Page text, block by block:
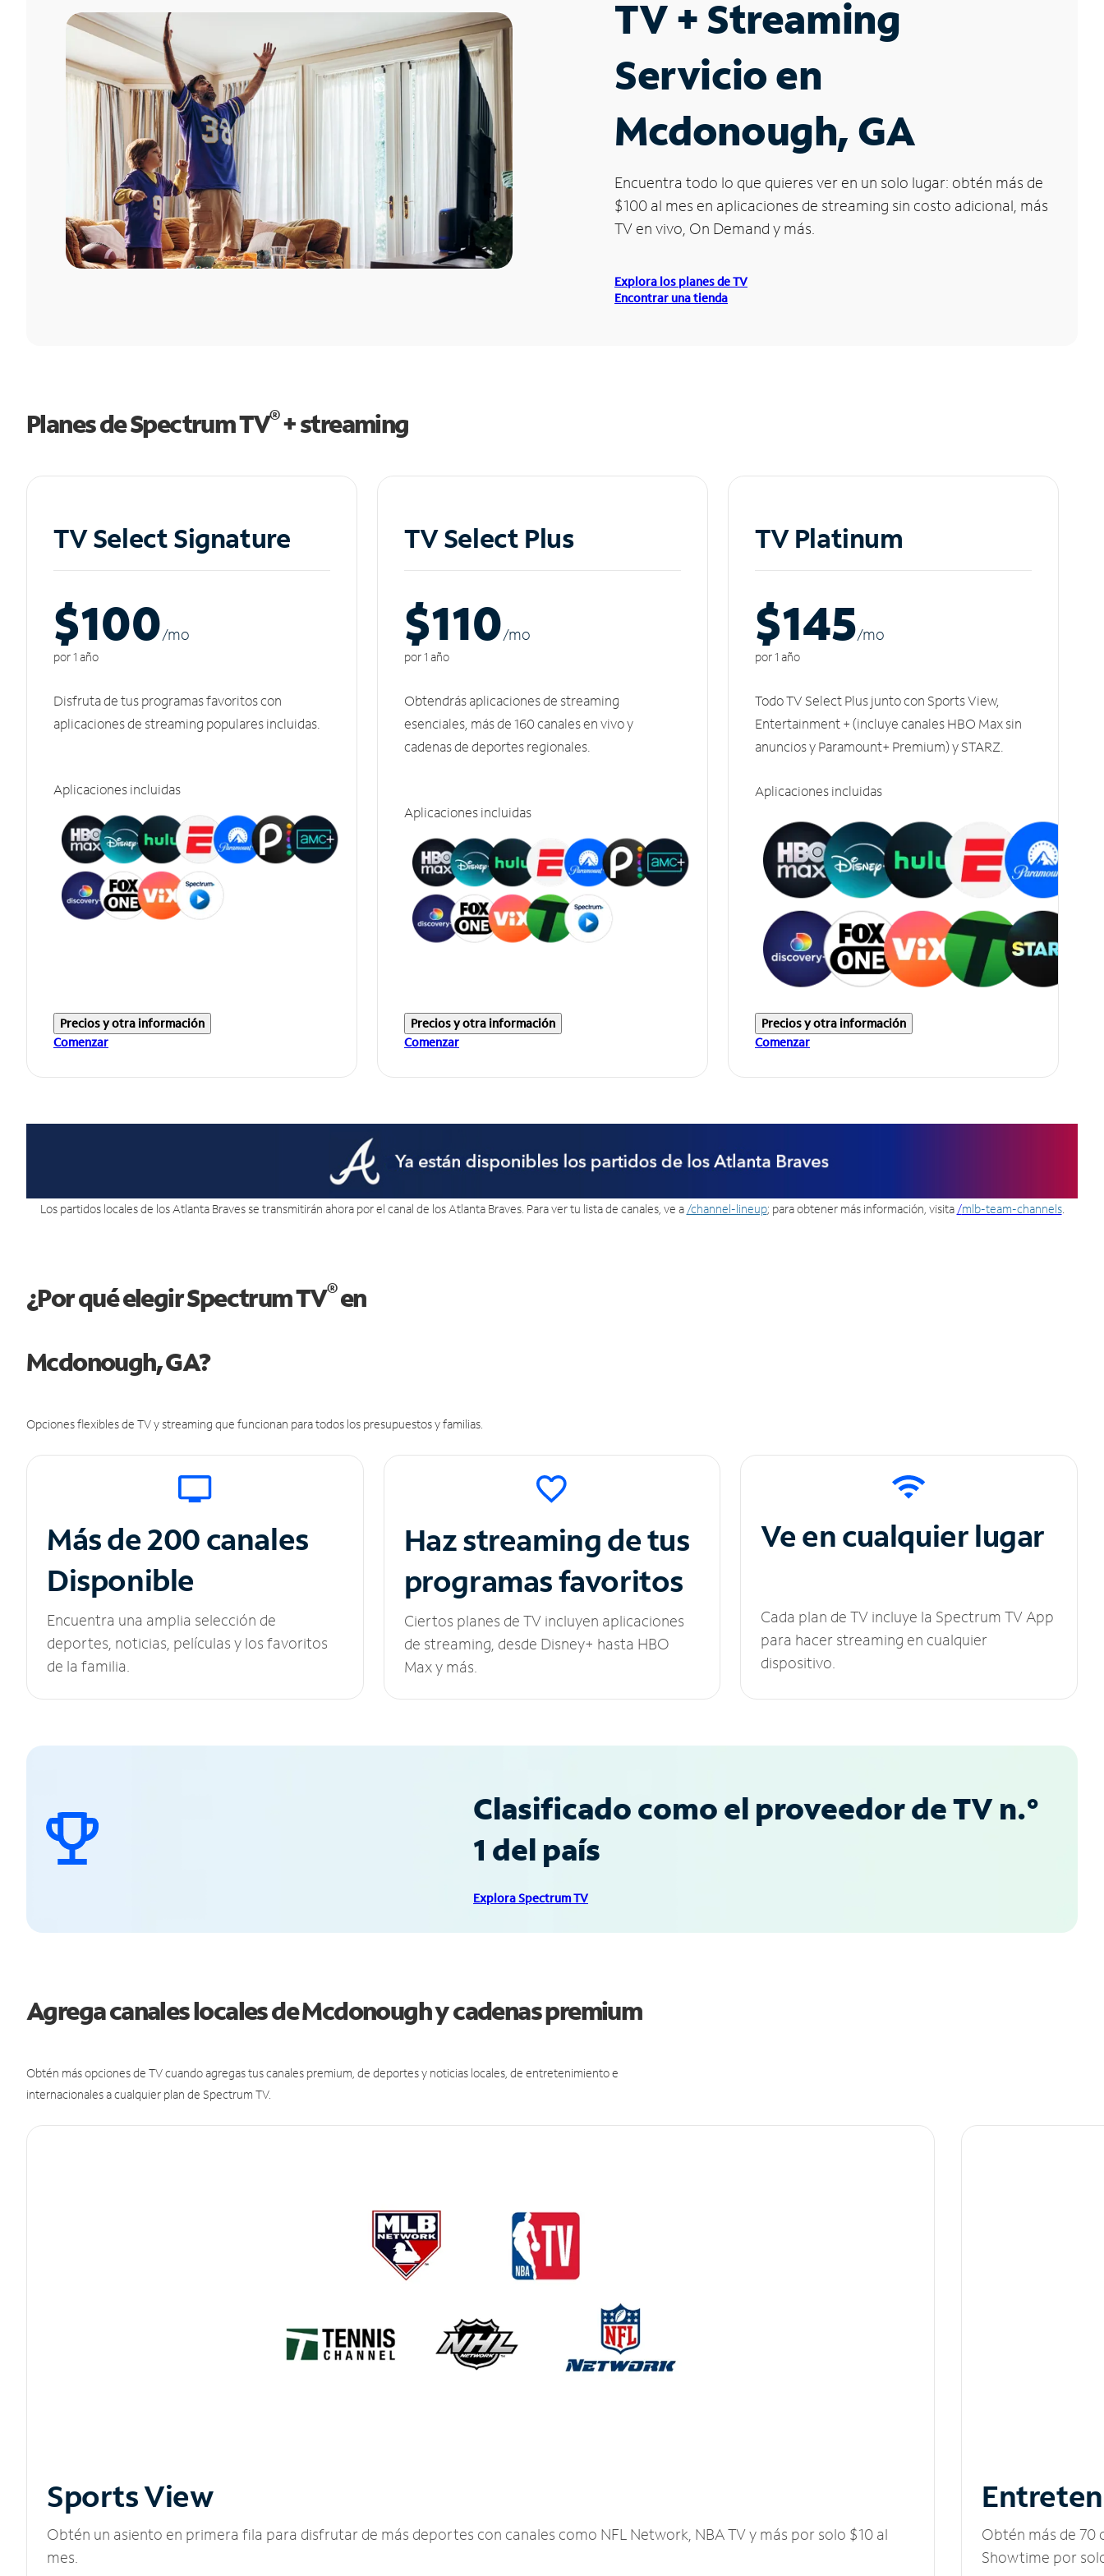
TV + Streaming
Servicio en
Mcdonough, GA
Encuentra todo lo que quieres ver en un solo lugar: obtén más de
$100 al mes en aplicaciones de streaming sin costo adicional, más
TV en vivo, On Demand y más.
Explora los planes de TV
Encontrar una tienda
Planes de Spectrum TV®+ streaming
TV Select Signature
$100/mo
por 1 año
Disfruta de tus programas favoritos con
aplicaciones de streaming populares incluidas.
Aplicaciones incluidas
Precios y otra información
Comenzar
TV Select Plus
$110/mo
por 1 año
Obtendrás aplicaciones de streaming
esenciales, más de 160 canales en vivo y
cadenas de deportes regionales.
Aplicaciones incluidas
Precios y otra información
Comenzar
TV Platinum
$145/mo
por 1 año
Todo TV Select Plus junto con Sports View,
Entertainment + (incluye canales HBO Max sin
anuncios y Paramount+ Premium) y STARZ.
Aplicaciones incluidas
Precios y otra información
Comenzar
Los partidos locales de los Atlanta Braves se transmitirán ahora por el canal de los Atlanta Braves. Para ver tu lista de canales, ve a /channel-lineup; para obtener más información, visita /mlb-team-channels.
¿Por qué elegir Spectrum TV®en
Mcdonough, GA?
Opciones flexibles de TV y streaming que funcionan para todos los presupuestos y familias.
Más de 200 canales
Disponible
Encuentra una amplia selección de
deportes, noticias, películas y los favoritos
de la familia.
Haz streaming de tus
programas favoritos
Ciertos planes de TV incluyen aplicaciones
de streaming, desde Disney+ hasta HBO
Max y más.
Ve en cualquier lugar
Cada plan de TV incluye la Spectrum TV App
para hacer streaming en cualquier
dispositivo.
Clasificado como el proveedor de TV n.°
1 del país
Explora Spectrum TV
Agrega canales locales de Mcdonough y cadenas premium
Obtén más opciones de TV cuando agregas tus canales premium, de deportes y noticias locales, de entretenimiento e
internacionales a cualquier plan de Spectrum TV.
Sports View
Obtén un asiento en primera fila para disfrutar de más deportes con canales como NFL Network, NBA TV y más por solo $10 al
mes.
Obtén más de 70
Showtime por